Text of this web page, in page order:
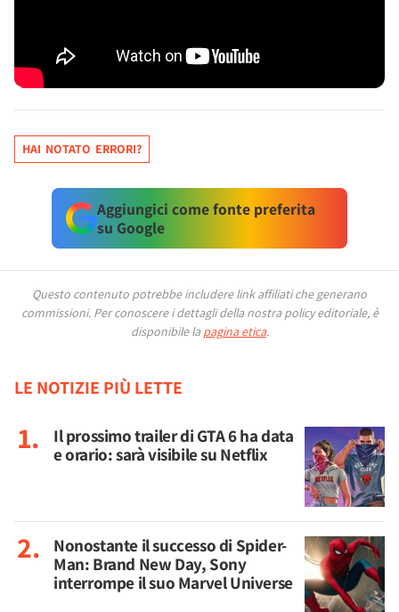
HAI NOTATO ERRORI?
Aggiungici come fonte preferita
su Google
Questo contenuto potrebbe includere link affiliati che generano
commissioni. Per conoscere i dettagli della nostra policy editoriale, è
disponibile la pagina etica.
LE NOTIZIE PIÙ LETTE
Il prossimo trailer di GTA 6 ha data
e orario: sarà visibile su Netflix
Nonostante il successo di Spider-
Man: Brand New Day, Sony
interrompe il suo Marvel Universe